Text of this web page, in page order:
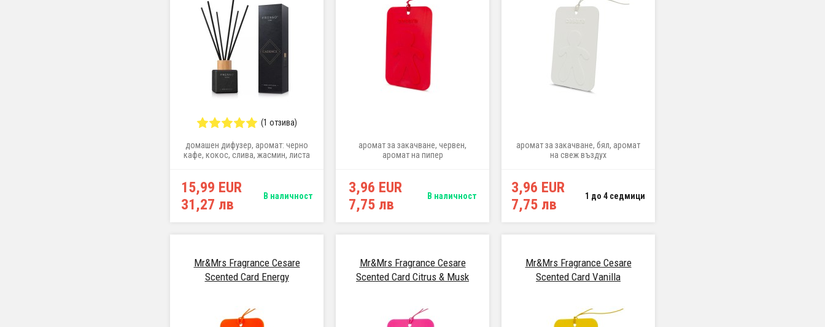
(1 отзива)
домашен дифузер, аромат: черно
кафе, кокос, слива, жасмин, листа
15,99 EUR
31,27 лв
В наличност
аромат за закачване, червен,
аромат на пипер
3,96 EUR
7,75 лв
В наличност
аромат за закачване, бял, аромат
на свеж въздух
3,96 EUR
7,75 лв
1 до 4 седмици
Mr&Mrs Fragrance Cesare
Scented Card Energy
Mr&Mrs Fragrance Cesare
Scented Card Citrus & Musk
Mr&Mrs Fragrance Cesare
Scented Card Vanilla